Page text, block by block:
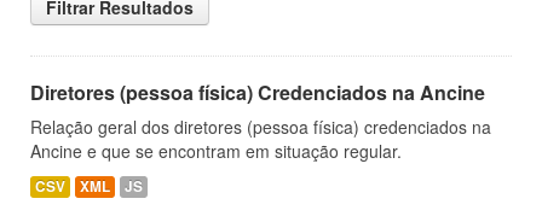
Filtrar Resultados
Diretores (pessoa física) Credenciados na Ancine
Relação geral dos diretores (pessoa física) credenciados na
Ancine e que se encontram em situação regular.
CSV XML JS